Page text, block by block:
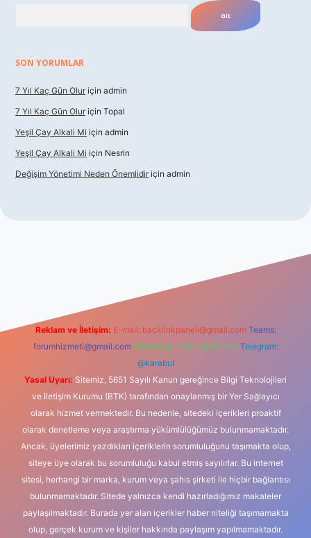
SON YORUMLAR
7 Yıl Kaç Gün Olur için admin
7 Yıl Kaç Gün Olur için Topal
Yeşil Çay Alkali Mi için admin
Yeşil Çay Alkali Mi için Nesrin
Değişim Yönetimi Neden Önemlidir için admin
Reklam ve İletişim: E-mail: backlinkpaneli@gmail.com Teams:
forumhizmeti@gmail.com Whatsapp: 0262 606 0 726 Telegram:
@karabul
Yasal Uyarı: Sitemiz, 5651 Sayılı Kanun gereğince Bilgi Teknolojileri
ve İletişim Kurumu (BTK) tarafından onaylanmış bir Yer Sağlayıcı
olarak hizmet vermektedir. Bu nedenle, sitedeki içerikleri proaktif
olarak denetleme veya araştırma yükümlülüğümüz bulunmamaktadır.
Ancak, üyelerimiz yazdıkları içeriklerin sorumluluğunu taşımakta olup,
siteye üye olarak bu sorumluluğu kabul etmiş sayılırlar. Bu internet
sitesi, herhangi bir marka, kurum veya şahıs şirketi ile hiçbir bağlantısı
bulunmamaktadır. Sitede yalnızca kendi hazırladığımız makaleler
paylaşılmaktadır. Burada yer alan içerikler haber niteliği taşımamakta
olup, gerçek kurum ve kişiler hakkında paylaşım yapılmamaktadır.